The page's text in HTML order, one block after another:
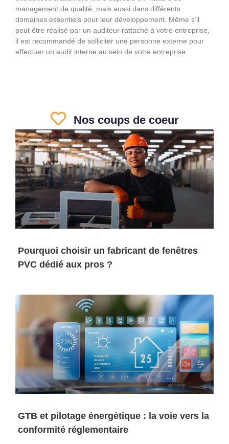
management de qualité, mais aussi dans différents
domaines essentiels pour leur développement. Même s’il
peut être réalisé par un auditeur rattaché à votre entreprise,
il est recommandé de solliciter une personne externe pour
effectuer un audit interne au sein de votre entreprise.
Nos coups de coeur
Pourquoi choisir un fabricant de fenêtres
PVC dédié aux pros ?
GTB et pilotage énergétique : la voie vers la
conformité réglementaire